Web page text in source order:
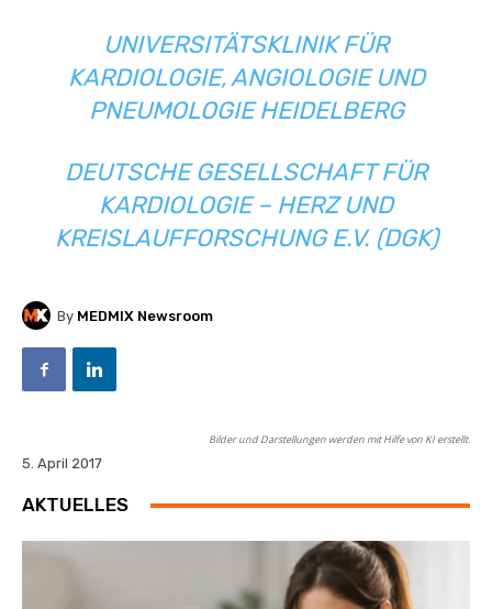
UNIVERSITÄTSKLINIK FÜR
KARDIOLOGIE, ANGIOLOGIE UND
PNEUMOLOGIE HEIDELBERG
DEUTSCHE GESELLSCHAFT FÜR
KARDIOLOGIE – HERZ UND
KREISLAUFFORSCHUNG E.V. (DGK)
By MEDMIX Newsroom
Bilder und Darstellungen werden mit Hilfe von KI erstellt.
5. April 2017
AKTUELLES